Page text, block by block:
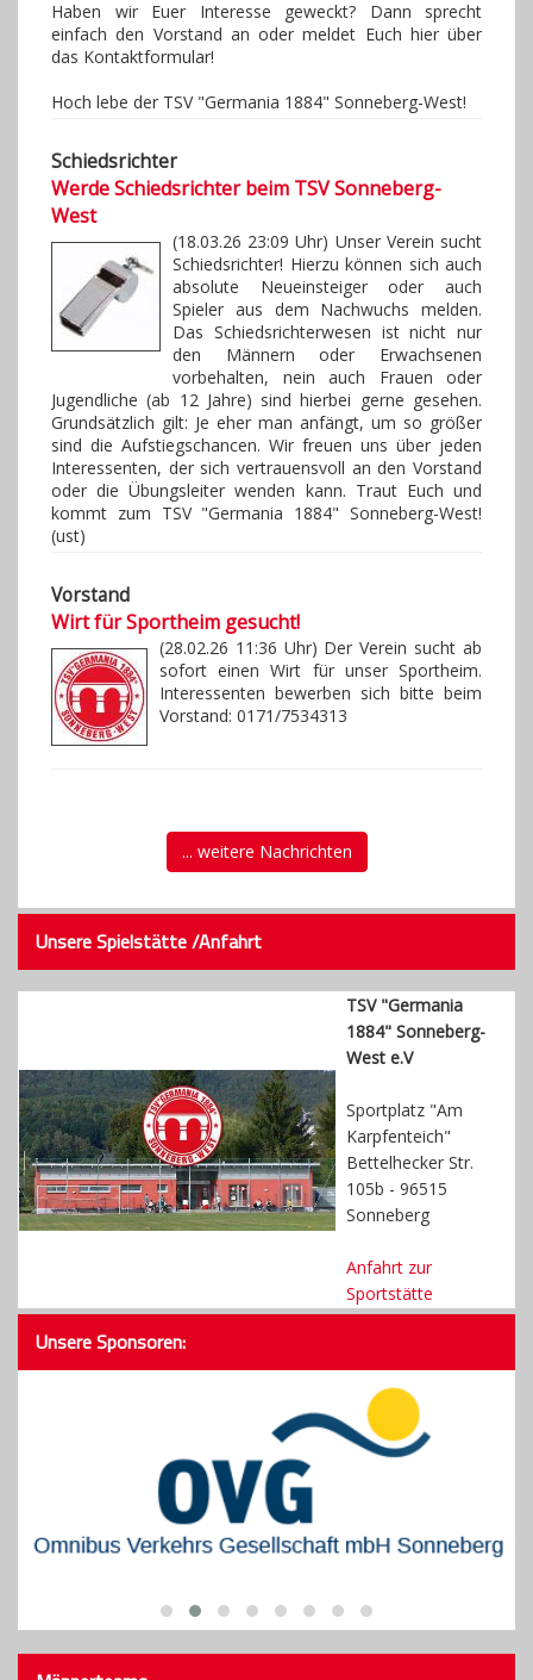
Haben wir Euer Interesse geweckt? Dann sprecht
einfach den Vorstand an oder meldet Euch hier über
das Kontaktformular!
Hoch lebe der TSV "Germania 1884" Sonneberg-West!
Schiedsrichter
Werde Schiedsrichter beim TSV Sonneberg-
West
(18.03.26 23:09 Uhr) Unser Verein sucht
Schiedsrichter! Hierzu können sich auch
absolute Neueinsteiger oder auch
Spieler aus dem Nachwuchs melden.
Das Schiedsrichterwesen ist nicht nur
den Männern oder Erwachsenen
vorbehalten, nein auch Frauen oder
Jugendliche (ab 12 Jahre) sind hierbei gerne gesehen.
Grundsätzlich gilt: Je eher man anfängt, um so größer
sind die Aufstiegschancen. Wir freuen uns über jeden
Interessenten, der sich vertrauensvoll an den Vorstand
oder die Übungsleiter wenden kann. Traut Euch und
kommt zum TSV "Germania 1884" Sonneberg-West!
(ust)
Vorstand
Wirt für Sportheim gesucht!
(28.02.26 11:36 Uhr) Der Verein sucht ab
sofort einen Wirt für unser Sportheim.
Interessenten bewerben sich bitte beim
Vorstand: 0171/7534313
... weitere Nachrichten
Unsere Spielstätte /Anfahrt
TSV "Germania
1884" Sonneberg-
West e.V
Sportplatz "Am
Karpfenteich"
Bettelhecker Str.
105b - 96515
Sonneberg
Anfahrt zur
Sportstätte
Unsere Sponsoren: